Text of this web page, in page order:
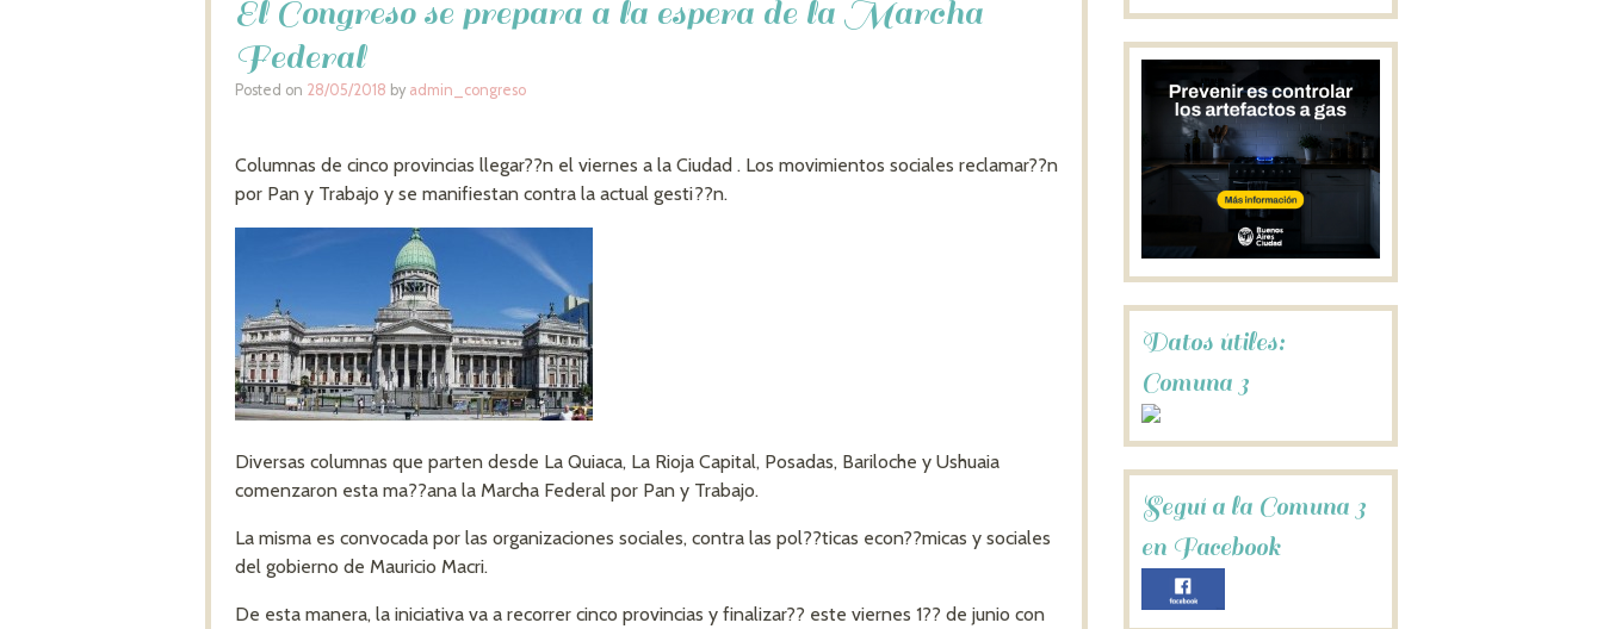
El Congreso se prepara a la espera de la Marcha
Federal
Posted on 28/05/2018 by admin_congreso
Columnas de cinco provincias llegar??n el viernes a la Ciudad . Los movimientos sociales reclamar??n
por Pan y Trabajo y se manifiestan contra la actual gesti??n.
Diversas columnas que parten desde La Quiaca, La Rioja Capital, Posadas, Bariloche y Ushuaia
comenzaron esta ma??ana la Marcha Federal por Pan y Trabajo.
La misma es convocada por las organizaciones sociales, contra las pol??ticas econ??micas y sociales
del gobierno de Mauricio Macri.
De esta manera, la iniciativa va a recorrer cinco provincias y finalizar?? este viernes 1?? de junio con
Datos útiles:
Comuna 3
Seguí a la Comuna 3
en Facebook